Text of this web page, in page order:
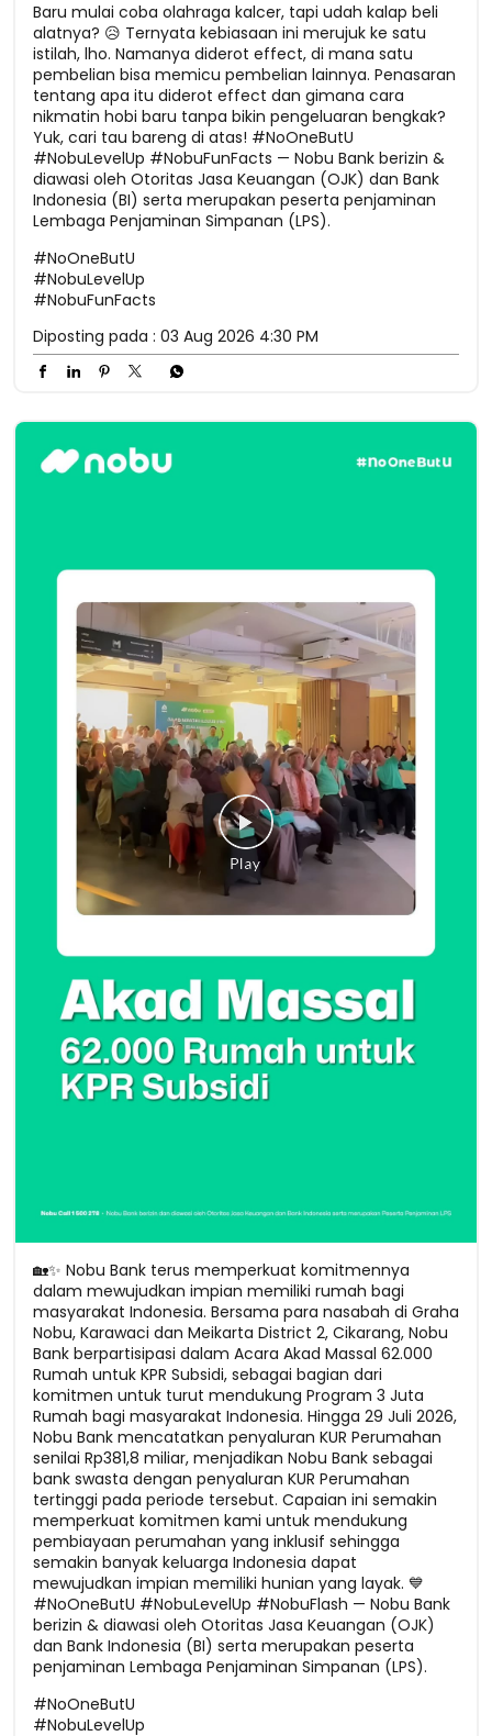
Baru mulai coba olahraga kalcer, tapi udah kalap beli
alatnya? 😥 Ternyata kebiasaan ini merujuk ke satu
istilah, lho. Namanya diderot effect, di mana satu
pembelian bisa memicu pembelian lainnya. Penasaran
tentang apa itu diderot effect dan gimana cara
nikmatin hobi baru tanpa bikin pengeluaran bengkak?
Yuk, cari tau bareng di atas! #NoOneButU
#NobuLevelUp #NobuFunFacts — Nobu Bank berizin &
diawasi oleh Otoritas Jasa Keuangan (OJK) dan Bank
Indonesia (BI) serta merupakan peserta penjaminan
Lembaga Penjaminan Simpanan (LPS).
#NoOneButU
#NobuLevelUp
#NobuFunFacts
Diposting pada : 03 Aug 2026 4:30 PM
🏡✨ Nobu Bank terus memperkuat komitmennya
dalam mewujudkan impian memiliki rumah bagi
masyarakat Indonesia. Bersama para nasabah di Graha
Nobu, Karawaci dan Meikarta District 2, Cikarang, Nobu
Bank berpartisipasi dalam Acara Akad Massal 62.000
Rumah untuk KPR Subsidi, sebagai bagian dari
komitmen untuk turut mendukung Program 3 Juta
Rumah bagi masyarakat Indonesia. Hingga 29 Juli 2026,
Nobu Bank mencatatkan penyaluran KUR Perumahan
senilai Rp381,8 miliar, menjadikan Nobu Bank sebagai
bank swasta dengan penyaluran KUR Perumahan
tertinggi pada periode tersebut. Capaian ini semakin
memperkuat komitmen kami untuk mendukung
pembiayaan perumahan yang inklusif sehingga
semakin banyak keluarga Indonesia dapat
mewujudkan impian memiliki hunian yang layak. 💙
#NoOneButU #NobuLevelUp #NobuFlash — Nobu Bank
berizin & diawasi oleh Otoritas Jasa Keuangan (OJK)
dan Bank Indonesia (BI) serta merupakan peserta
penjaminan Lembaga Penjaminan Simpanan (LPS).
#NoOneButU
#NobuLevelUp